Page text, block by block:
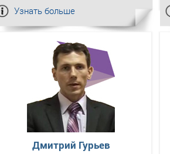
Узнать больше
Дмитрий Гурьев